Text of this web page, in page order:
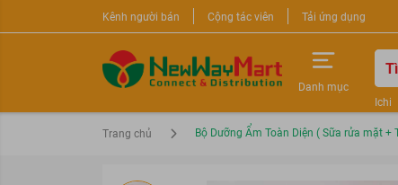
Kênh người bán Cộng tác viên Tải ứng dụng
Danh mục
Ichi
Sữa
Trang chủ Bộ Dưỡng Ẩm Toàn Diện ( Sữa rửa mặt +